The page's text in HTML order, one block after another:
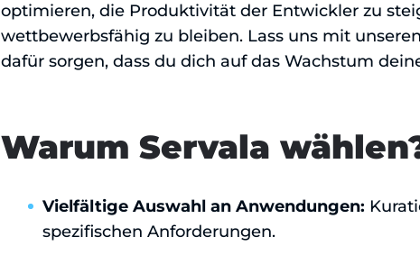
optimieren, die Produktivität der Entwickler zu
wettbewerbsfähig zu bleiben. Lass uns mit
dafür sorgen, dass du dich auf das Wachstum
Warum Servala
Vielfältige Auswahl an Anwendungen:
spezifischen Anforderungen.